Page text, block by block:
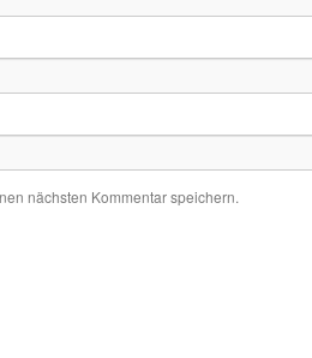
nächsten Kommentar speichern.